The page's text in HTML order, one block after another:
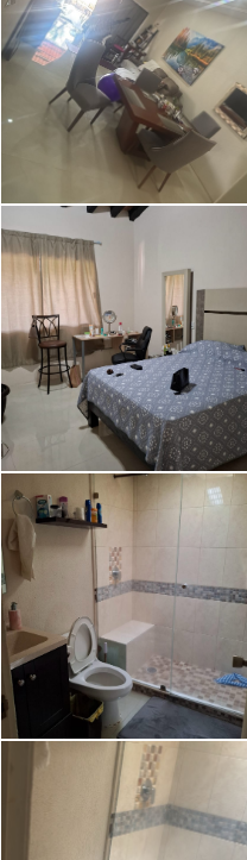
Image caption
Image caption
Image caption